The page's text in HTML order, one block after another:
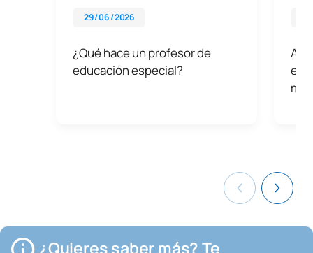
29 / 06 / 2026
¿Qué hace un profesor de
educación especial?